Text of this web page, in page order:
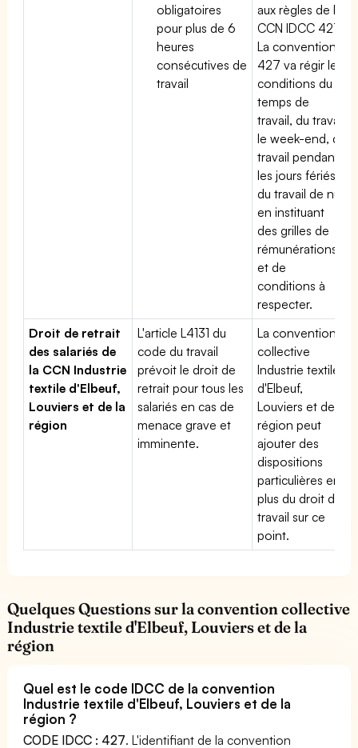
obligatoires
pour plus de 6
heures
consécutives de
travail
aux règles de la
CCN IDCC 427.
La convention
427 va régir les
conditions du
temps de
travail, du travail
le week-end, du
travail pendant
les jours fériés,
du travail de nuit
en instituant
des grilles de
rémunérations
et de
conditions à
respecter.
Droit de retrait
des salariés de
la CCN Industrie
textile d'Elbeuf,
Louviers et de la
région
L'article L4131 du
code du travail
prévoit le droit de
retrait pour tous les
salariés en cas de
menace grave et
imminente.
La convention
collective
Industrie textile
d'Elbeuf,
Louviers et de la
région peut
ajouter des
dispositions
particulières en
plus du droit du
travail sur ce
point.
Quelques Questions sur la convention collective
Industrie textile d'Elbeuf, Louviers et de la
région
Quel est le code IDCC de la convention
Industrie textile d'Elbeuf, Louviers et de la
région ?
CODE IDCC : 427. L'identifiant de la convention